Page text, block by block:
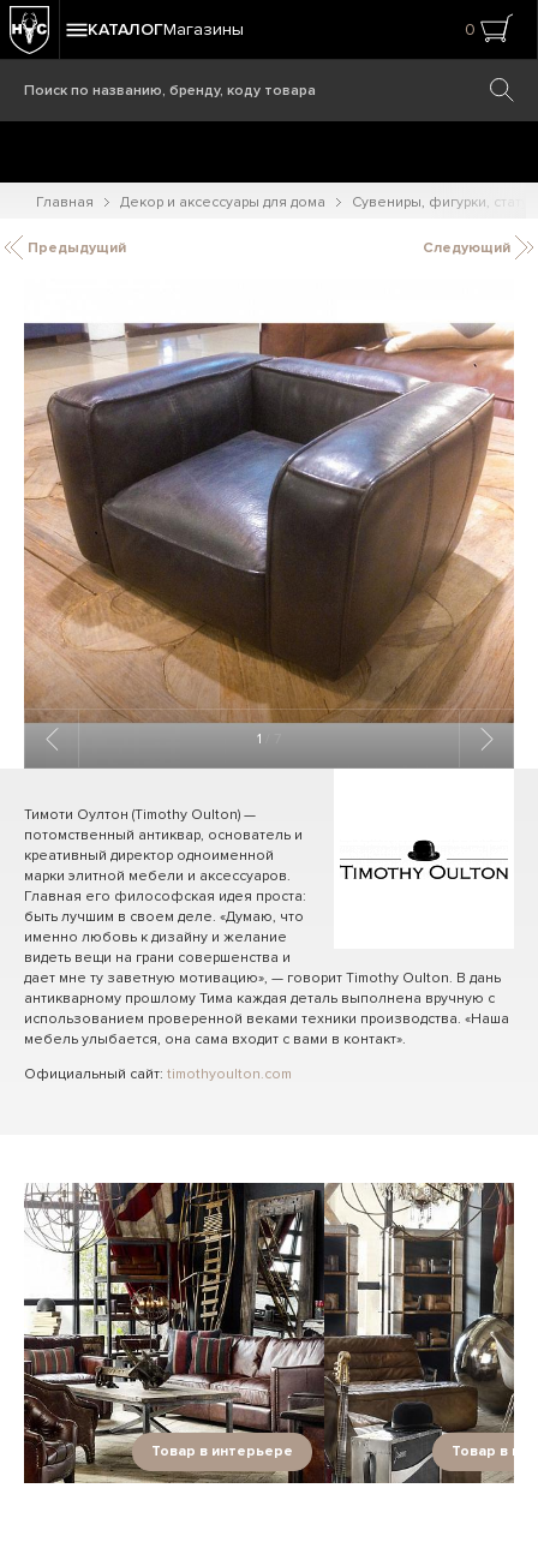
КАТАЛОГМагазины 0
Главная Декор и аксессуары для дома Сувениры, фигурки,
Предыдущий Следующий
1
Тимоти Оултон (Timothy Oulton) —
потомственный антиквар, основатель и
креативный директор одноименной
марки элитной мебели и аксессуаров.
Главная его философская идея проста:
быть лучшим в своем деле. «Думаю, что
именно любовь к дизайну и желание
видеть вещи на грани совершенства и
дает мне ту заветную мотивацию», — говорит Timothy Oulton. В дань
антикварному прошлому Тима каждая деталь выполнена вручную с
использованием проверенной веками техники производства. «Наша
мебель улыбается, она сама входит с вами в контакт».
Официальный сайт: timothyoulton.com
Товар в интерьере Товар в